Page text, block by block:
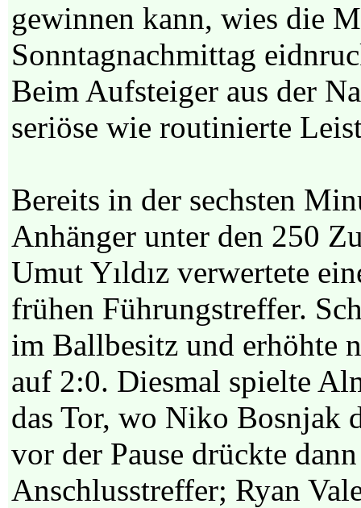
gewinnen kann, wies die
Sonntagnachmittag
Beim Aufsteiger aus der
seriöse wie routinierte
Bereits in der sechsten
Anhänger unter den 250
Umut Yıldız verwertete
frühen Führungstreffer.
im Ballbesitz und erhöhte
auf 2:0. Diesmal spielte
das Tor, wo Niko Bosnjak
vor der Pause drückte
Anschlusstreffer; Ryan